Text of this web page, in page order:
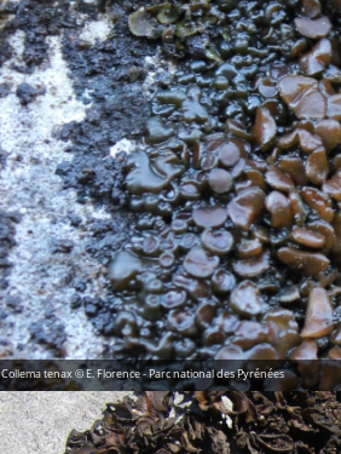
Collema tenax © E. Florence - Parc national des Pyrénées